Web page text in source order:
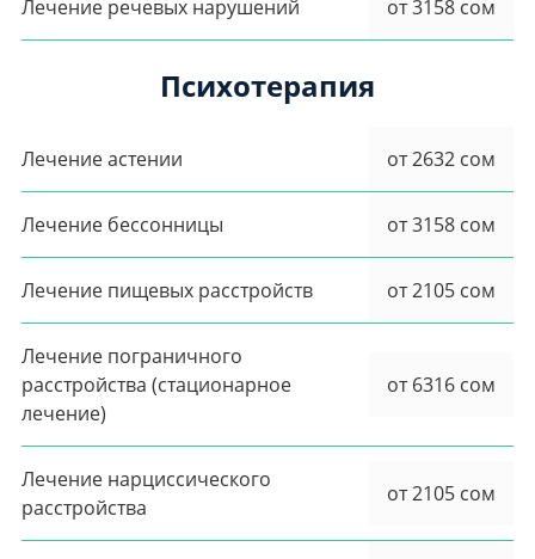
Лечение речевых нарушений от 3158 сом
Психотерапия
Лечение астении от 2632 сом
Лечение бессонницы от 3158 сом
Лечение пищевых расстройств от 2105 сом
Лечение пограничного
расстройства (стационарное
лечение)
от 6316 сом
Лечение нарциссического
расстройства
от 2105 сом